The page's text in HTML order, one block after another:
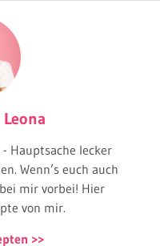
Hauptsache lecker
Wenn’s euch auch
mir vorbei! Hier
von mir.